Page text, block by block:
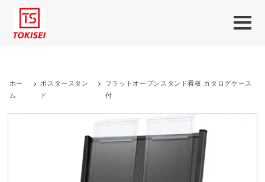
ホー
ム
> ポスタースタン
ド
> フラットオープンスタンド看板 カタログケース
付